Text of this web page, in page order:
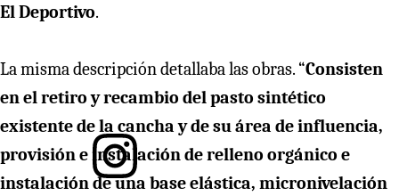
El Deportivo.
La misma descripción detallaba las obras. “Consisten
en el retiro y recambio del pasto sintético
existente de la cancha y de su área de influencia,
provisión e instalación de relleno orgánico e
instalación de una base elástica, micronivelación